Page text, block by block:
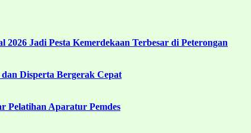
Jadi Pesta Kemerdekaan Terbesar di Peterongan
Disperta Bergerak Cepat
Pelatihan Aparatur Pemdes